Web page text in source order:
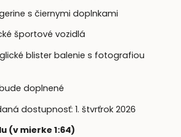
s čiernymi doplnkami
športové vozidlá
blister balenie s fotografiou
bude doplnené
dostupnosť: 1. štvrťrok 2026
(v mierke 1:64)